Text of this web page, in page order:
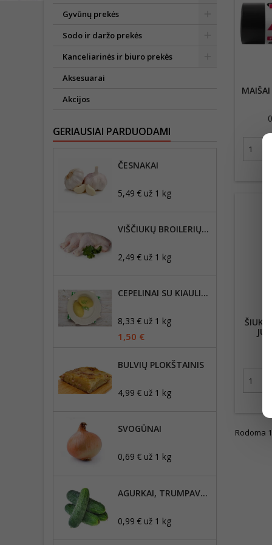
Gyvūnų prekės
Sodo ir daržo prekės
Kanceliarinės ir biuro prekės
Aksesuarai
Akcijos
GERIAUSIAI PARDUODAMI
ČESNAKAI
5,49 € už 1 kg
VIŠČIUKŲ BROILERIŲ KETVIRČIAI
2,49 € už 1 kg
CEPELINAI SU KIAULIENA 180G
8,33 € už 1 kg
1,50 €
BULVIŲ PLOKŠTAINIS
4,99 € už 1 kg
SVOGŪNAI
0,69 € už 1 kg
AGURKAI, TRUMPAVAISIAI
0,99 € už 1 kg
Rodoma